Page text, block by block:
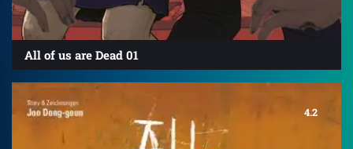
All of us are Dead 01
4.2